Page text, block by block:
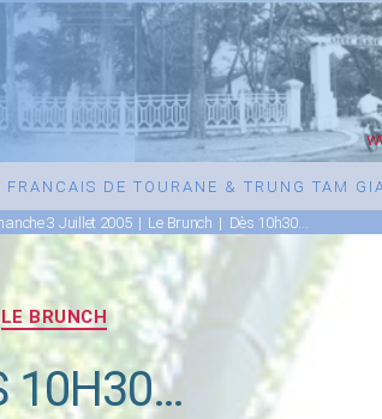
DE TOURANE & TRUNG TAM
3 Juillet 2005| Le Brunch | Dès 10h30…
Catégories
LE BRUNCH
10H30…